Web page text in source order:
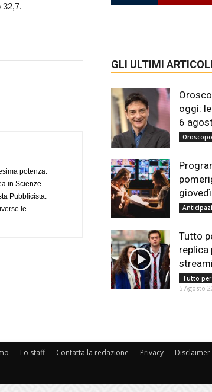
32,7.
potenza.
in Scienze
Pubblicista.
le
GLI ULTIMI ARTICOLI
oggi:
6
Tutto
replica
Tutto
5 Agosto
Lo staff Contatta la redazione Privacy Disclaimer